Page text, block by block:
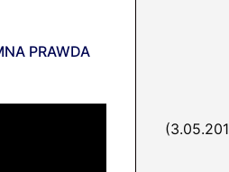
PRAWDA